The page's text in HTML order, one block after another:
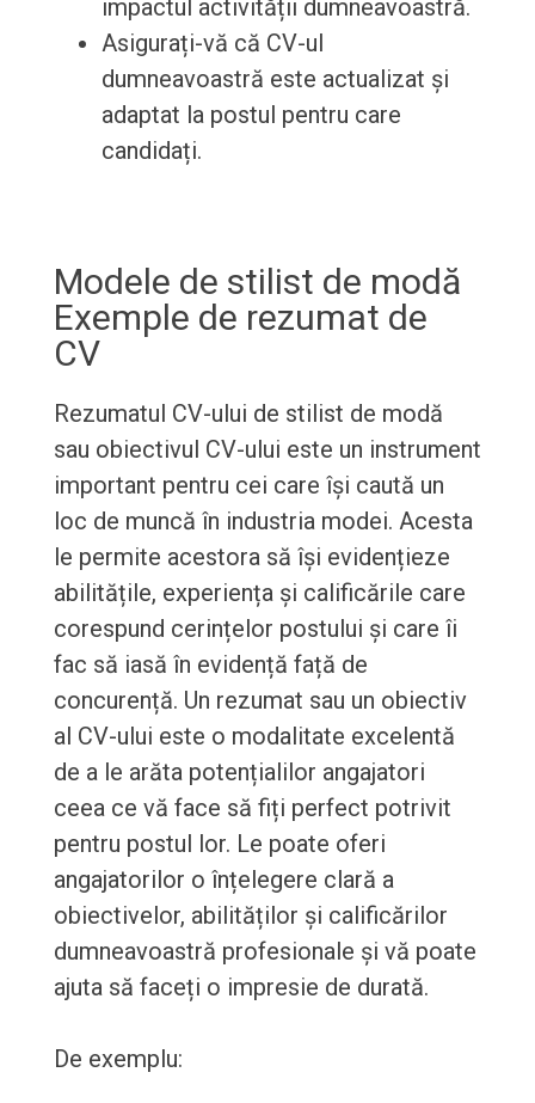
impactul activității dumneavoastră.
Asigurați-vă că CV-ul
dumneavoastră este actualizat și
adaptat la postul pentru care
candidați.
Modele de stilist de modă
Exemple de rezumat de
CV
Rezumatul CV-ului de stilist de modă
sau obiectivul CV-ului este un instrument
important pentru cei care își caută un
loc de muncă în industria modei. Acesta
le permite acestora să își evidențieze
abilitățile, experiența și calificările care
corespund cerințelor postului și care îi
fac să iasă în evidență față de
concurență. Un rezumat sau un obiectiv
al CV-ului este o modalitate excelentă
de a le arăta potențialilor angajatori
ceea ce vă face să fiți perfect potrivit
pentru postul lor. Le poate oferi
angajatorilor o înțelegere clară a
obiectivelor, abilităților și calificărilor
dumneavoastră profesionale și vă poate
ajuta să faceți o impresie de durată.
De exemplu: